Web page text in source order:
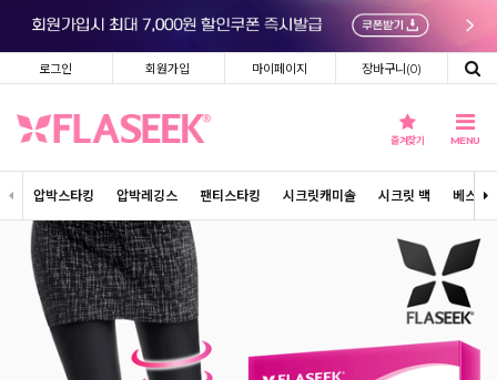
로그인 회원가입 마이페이지 장바구니(0)
즐겨찾기 MENU
압박스타킹 압박레깅스 팬티스타킹 시크릿캐미솔 시크릿 백 베스트